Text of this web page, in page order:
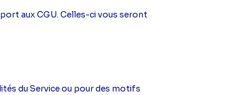
aux CGU. Celles-ci vous seront
du Service ou pour des motifs